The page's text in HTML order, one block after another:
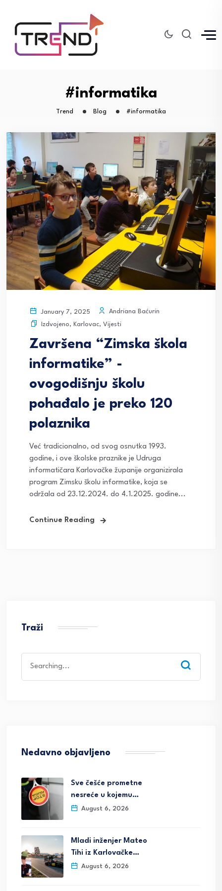
#informatika
Trend Blog #informatika
January 7, 2025
Andriana Baćurin
Izdvojeno, Karlovac, Vijesti
Završena “Zimska škola
informatike” -
ovogodišnju školu
pohađalo je preko 120
polaznika
Već tradicionalno, od svog osnutka 1993.
godine, i ove školske praznike je Udruga
informatičara Karlovačke županije organizirala
program Zimsku školu informatike, koja se
održala od 23.12.2024. do 4.1.2025. godine...
Continue Reading
Traži
for:
Nedavno objavljeno
Sve češće prometne
nesreće u kojemu…
August 6, 2026
Mladi inženjer Mateo
Tihi iz Karlovačke…
August 6, 2026